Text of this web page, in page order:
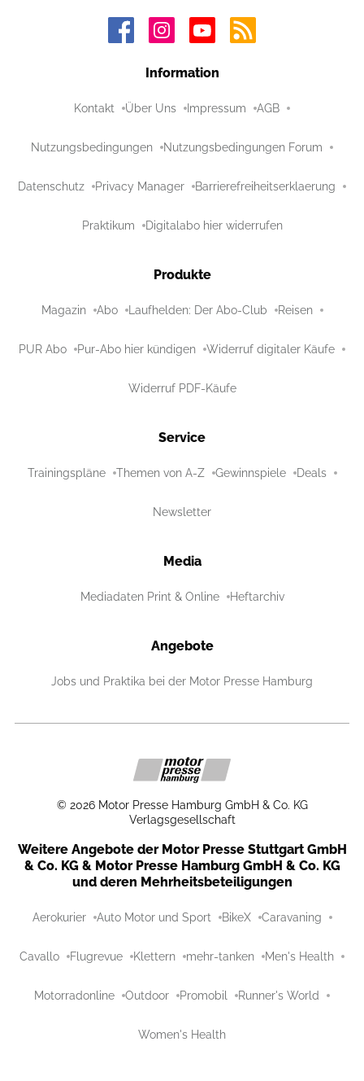
Information
Kontakt Über Uns Impressum AGB
Nutzungsbedingungen Nutzungsbedingungen Forum
Datenschutz Privacy Manager Barrierefreiheitserklaerung
Praktikum Digitalabo hier widerrufen
Produkte
Magazin Abo Laufhelden: Der Abo-Club Reisen
PUR Abo Pur-Abo hier kündigen Widerruf digitaler Käufe
Widerruf PDF-Käufe
Service
Trainingspläne Themen von A-Z Gewinnspiele Deals
Newsletter
Media
Mediadaten Print & Online Heftarchiv
Angebote
Jobs und Praktika bei der Motor Presse Hamburg
© 2026 Motor Presse Hamburg GmbH & Co. KG
Verlagsgesellschaft
Weitere Angebote der Motor Presse Stuttgart GmbH
& Co. KG & Motor Presse Hamburg GmbH & Co. KG
und deren Mehrheitsbeteiligungen
Aerokurier Auto Motor und Sport BikeX Caravaning
Cavallo Flugrevue Klettern mehr-tanken Men's Health
Motorradonline Outdoor Promobil Runner's World
Women's Health